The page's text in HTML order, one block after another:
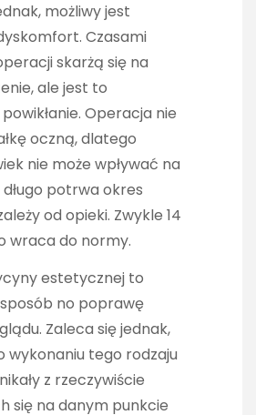
możliwy jest
Czasami
skarżą się na
ale jest to
Operacja nie
oczną, dlatego
nie może wpływać na
potrwa okres
od opieki. Zwykle 14
wraca do normy.
estetycznej to
no poprawę
Zaleca się jednak,
wykonaniu tego rodzaju
z rzeczywiście
się na danym punkcie